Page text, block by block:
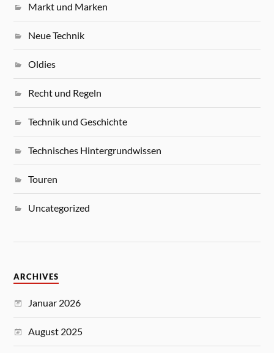
Markt und Marken
Neue Technik
Oldies
Recht und Regeln
Technik und Geschichte
Technisches Hintergrundwissen
Touren
Uncategorized
ARCHIVES
Januar 2026
August 2025